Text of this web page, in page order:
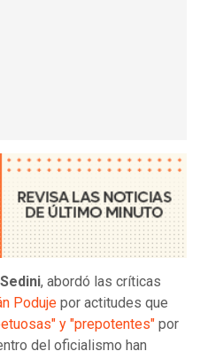
, abordó las críticas
Poduje por actitudes que
y "prepotentes" por
del oficialismo han